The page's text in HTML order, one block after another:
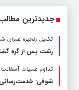
جدیدترین
تکمیل زنجیره عمران
رشت پس از گره
تداوم عملیات
شوقی: خدمت‌رسانی